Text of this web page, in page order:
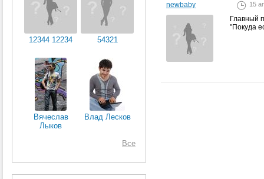
12344 12234 54321
Вячеслав
Лыков
Влад Лесков
Все
newbaby 15
Главный
"Покуда